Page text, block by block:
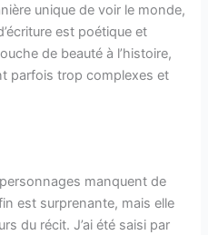
unique de voir le monde,
est poétique et
de beauté à l’histoire,
parfois trop complexes et
manquent de
est surprenante, mais elle
du récit. J’ai été saisi par